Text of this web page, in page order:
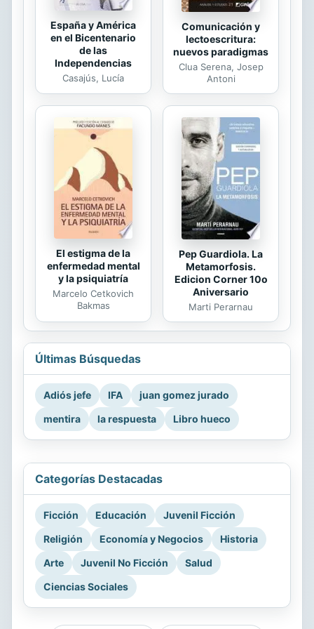
España y América
en el Bicentenario
de las
Independencias
Casajús, Lucía
Comunicación y
lectoescritura:
nuevos paradigmas
Clua Serena, Josep
Antoni
El estigma de la
enfermedad mental
y la psiquiatría
Marcelo Cetkovich
Bakmas
Pep Guardiola. La
Metamorfosis.
Edicion Corner 10o
Aniversario
Marti Perarnau
Últimas Búsquedas
Adiós jefe IFA
juan gomez jurado
mentira
la respuesta Libro hueco
Categorías Destacadas
Ficción Educación
Juvenil Ficción
Religión
Economía y Negocios
Historia
Arte
Juvenil No Ficción
Salud
Ciencias Sociales